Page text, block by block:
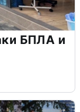
БПЛА и